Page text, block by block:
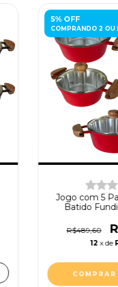
5% OFF
COMPRANDO 2 OU
Jogo com 5
Batido
R$489,60
12 x de